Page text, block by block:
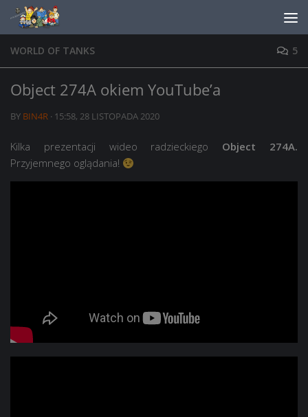
Skip to content
WORLD OF TANKS 5
Object 274A okiem YouTube’a
BY BIN4R · 15:58, 28 LISTOPADA 2020
Kilka prezentacji wideo radzieckiego Object 274A.
Przyjemnego oglądania!